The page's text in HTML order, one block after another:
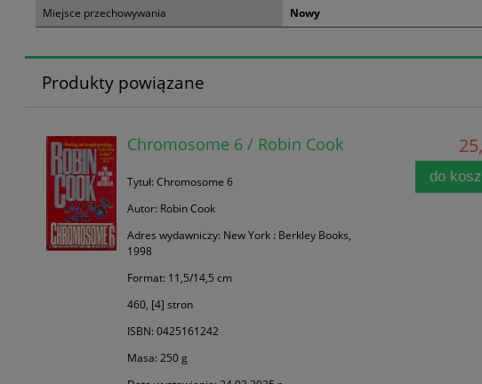
Miejsce przechowywania
Nowy
Produkty powiązane
Chromosome 6 / Robin Cook
Tytuł: Chromosome 6
Autor: Robin Cook
Adres wydawniczy: New York : Berkley Books,
1998
Format: 11,5/14,5 cm
460, [4] stron
ISBN: 0425161242
Masa: 250 g
do